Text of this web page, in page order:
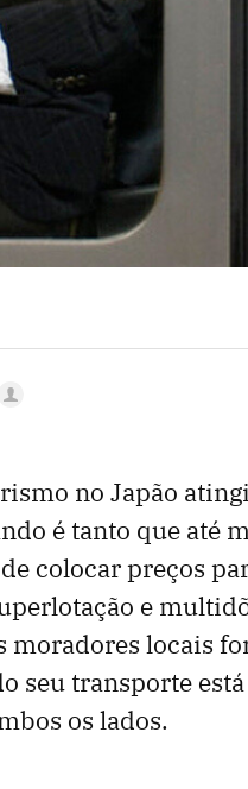
no Japão
é tanto que até
colocar preços
e
moradores locais
seu transporte
os lados.